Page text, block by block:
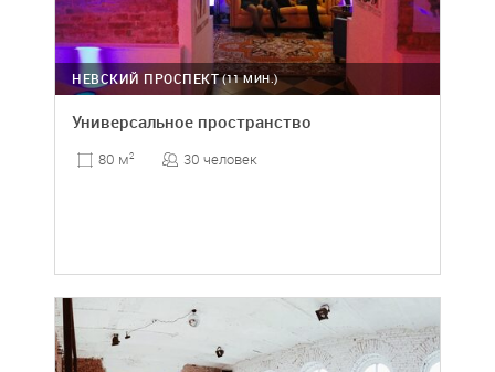
(11 МИН.)
НЕВСКИЙ ПРОСПЕКТ
Универсальное пространство
80 м2 30 человек